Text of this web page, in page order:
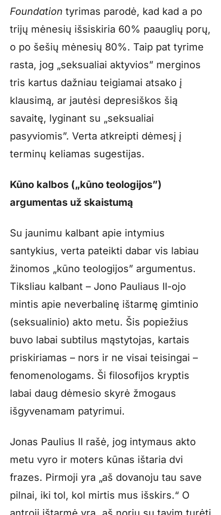
Foundation tyrimas parodė, kad kad a po
trijų mėnesių išsiskiria 60% paauglių porų,
o po šešių mėnesių 80%. Taip pat tyrime
rasta, jog „seksualiai aktyvios” merginos
tris kartus dažniau teigiamai atsako į
klausimą, ar jautėsi depresiškos šią
savaitę, lyginant su „seksualiai
pasyviomis”. Verta atkreipti dėmesį į
terminų keliamas sugestijas.
Kūno kalbos („kūno teologijos”)
argumentas už skaistumą
Su jaunimu kalbant apie intymius
santykius, verta pateikti dabar vis labiau
žinomos „kūno teologijos” argumentus.
Tiksliau kalbant – Jono Pauliaus II-ojo
mintis apie neverbalinę ištarmę gimtinio
(seksualinio) akto metu. Šis popiežius
buvo labai subtilus mąstytojas, kartais
priskiriamas – nors ir ne visai teisingai –
fenomenologams. Ši filosofijos kryptis
labai daug dėmesio skyrė žmogaus
išgyvenamam patyrimui.
Jonas Paulius II rašė, jog intymaus akto
metu vyro ir moters kūnas ištaria dvi
frazes. Pirmoji yra „aš dovanoju tau save
pilnai, iki tol, kol mirtis mus išskirs.“ O